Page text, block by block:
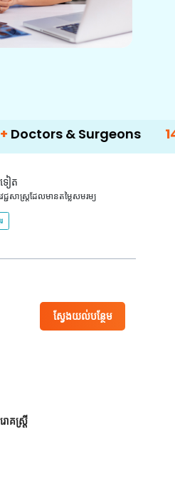
& Surgeons 14+
ៀត
ជ្ជសាស្ត្រដែលមានតម្លៃសមរម្យ
ស្វែងយល់បន្ថែម
រោគស្ត្រី